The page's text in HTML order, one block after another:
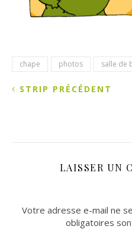
chape photos salle de
STRIP PRÉCÉDENT
LAISSER UN
Votre adresse e-mail ne
obligatoires